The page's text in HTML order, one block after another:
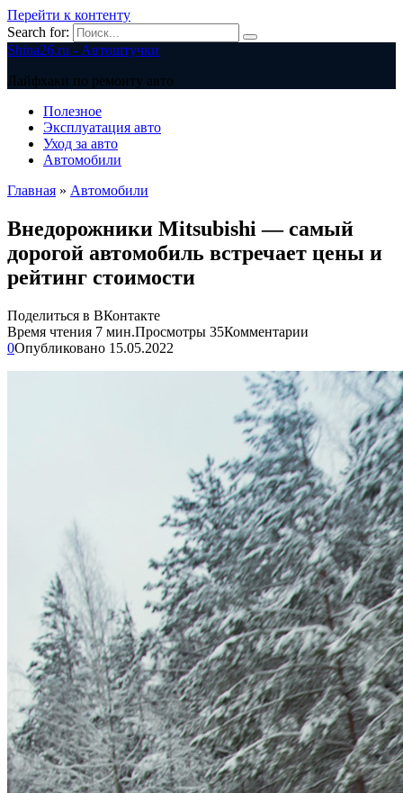
Перейти к контенту
Search for:
Shina26.ru - Автоштучки
Лайфхаки по ремонту авто
Полезное
Эксплуатация авто
Уход за авто
Автомобили
Главная » Автомобили
Внедорожники Mitsubishi — самый
дорогой автомобиль встречает цены и
рейтинг стоимости
Поделиться в ВКонтакте
Время чтения 7 мин.Просмотры 35Комментарии
0Опубликовано 15.05.2022